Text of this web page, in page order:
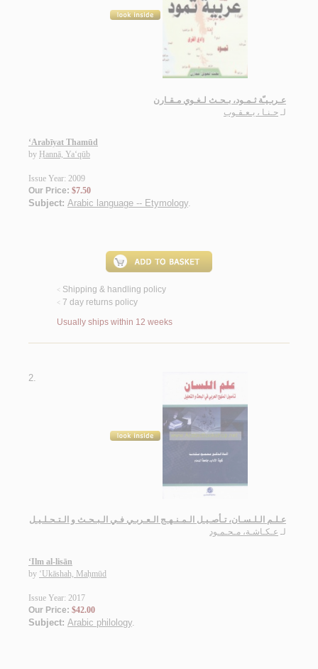
عـربـيـّة ثـمـود، بـحـث لـغـوي مـقـارن
لـ حـنـا ، يـعـقـوب
‘Arabīyat Thamūd
by Ḥannā, Ya‘qūb
Issue Year: 2009
Our Price: $7.50
Subject: Arabic language -- Etymology.
< Shipping & handling policy
< 7 day returns policy
Usually ships within 12 weeks
2.
عـلـم الـلـسـان، تـأصـيـل الـمـنـهـج الـعـربـي فـي الـبـحـث و الـتـحـلـيـل
لـ عـكـاشـة، مـحـمـود
‘Ilm al-lisān
by ‘Ukāshah, Maḥmūd
Issue Year: 2017
Our Price: $42.00
Subject: Arabic philology.